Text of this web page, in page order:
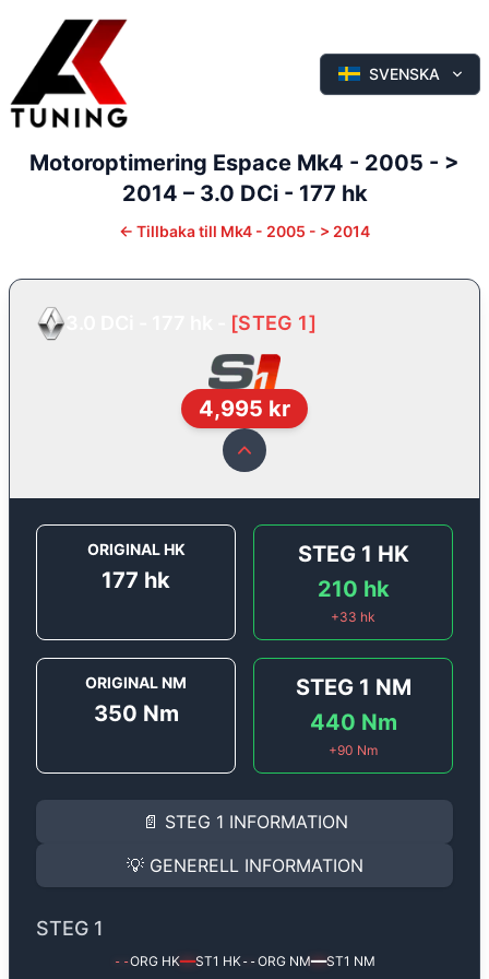
SVENSKA
Motoroptimering Espace Mk4 - 2005 - >
2014 – 3.0 DCi - 177 hk
← Tillbaka till Mk4 - 2005 - > 2014
[STEG 1]
4,995 kr
ORIGINAL HK
177 hk
STEG 1 HK
210 hk
+33 hk
ORIGINAL NM
350 Nm
STEG 1 NM
440 Nm
+90 Nm
📄 STEG 1 INFORMATION
INFORMATION
Steg 1
Renault Espace 3.0 DCi -
Effekten ökar från177 hktill210 hkoch
(+33 hk & +90 Nm).
Ger mer effekt, högre vridmoment, lägre
Steg 1 mjukvara justerar vi ett antal
💡 GENERELL INFORMATION
✅ All mjukvara är skräddarsydd för din bil
✅ Felsökning inann samt efter optimering
STEG 1
--ORG HK━━ST1 HK--ORG NM━━ST1 NM